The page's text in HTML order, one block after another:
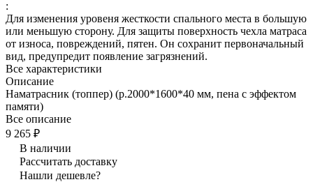
:
Для изменения уровеня жесткости спального места в большую
или меньшую сторону. Для защиты поверхность чехла матраса
от износа, повреждений, пятен. Он сохранит первоначальный
вид, предупредит появление загрязнений.
Все характеристики
Описание
Наматрасник (топпер) (р.2000*1600*40 мм, пена с эффектом
памяти)
Все описание
9 265 ₽
В наличии
Рассчитать доставку
Нашли дешевле?